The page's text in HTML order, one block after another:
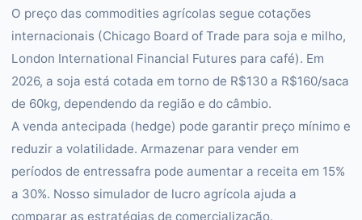
O preço das commodities agrícolas segue cotações
internacionais (Chicago Board of Trade para soja e milho,
London International Financial Futures para café). Em
2026, a soja está cotada em torno de R$130 a R$160/saca
de 60kg, dependendo da região e do câmbio.
A venda antecipada (hedge) pode garantir preço mínimo e
reduzir a volatilidade. Armazenar para vender em
períodos de entressafra pode aumentar a receita em 15%
a 30%. Nosso simulador de lucro agrícola ajuda a
comparar as estratégias de comercialização.